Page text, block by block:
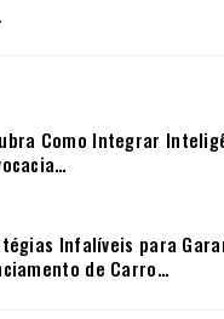
Como Integrar
Infalíveis para
de Carro…